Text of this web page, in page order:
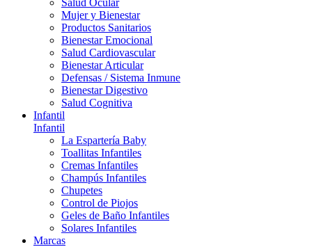
Mujer y Bienestar
Productos Sanitarios
Bienestar Emocional
Salud Cardiovascular
Bienestar Articular
Defensas / Sistema Inmune
Bienestar Digestivo
Salud Cognitiva
Infantil
Infantil
La Espartería Baby
Toallitas Infantiles
Cremas Infantiles
Champús Infantiles
Chupetes
Control de Piojos
Geles de Baño Infantiles
Solares Infantiles
Marcas